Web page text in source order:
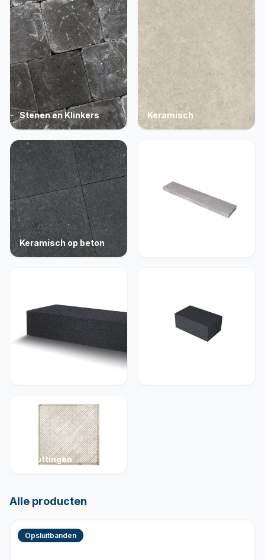
Stenen en Klinkers Keramisch
Keramisch op beton
Schuttingen
Alle producten
Opsluitbanden